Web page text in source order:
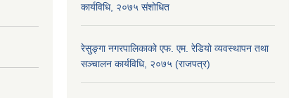
कार्यविधि, २०७५ संशोधित
रेसुङ्गा नगरपालिकाको एफ. एम. रेडियो व्यवस्थापन तथा
सञ्चालन कार्यविधि, २०७५ (राजपत्र)